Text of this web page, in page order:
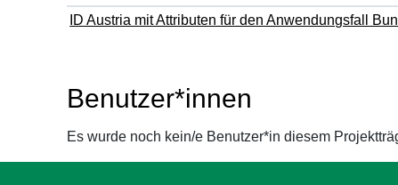
ID Austria mit Attributen für den Anwendungsfall
Benutzer*innen
Es wurde noch kein/e Benutzer*in diesem